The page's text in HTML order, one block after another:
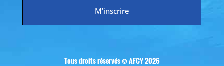
M'inscrire
Tous droits réservés © AFCY 2026